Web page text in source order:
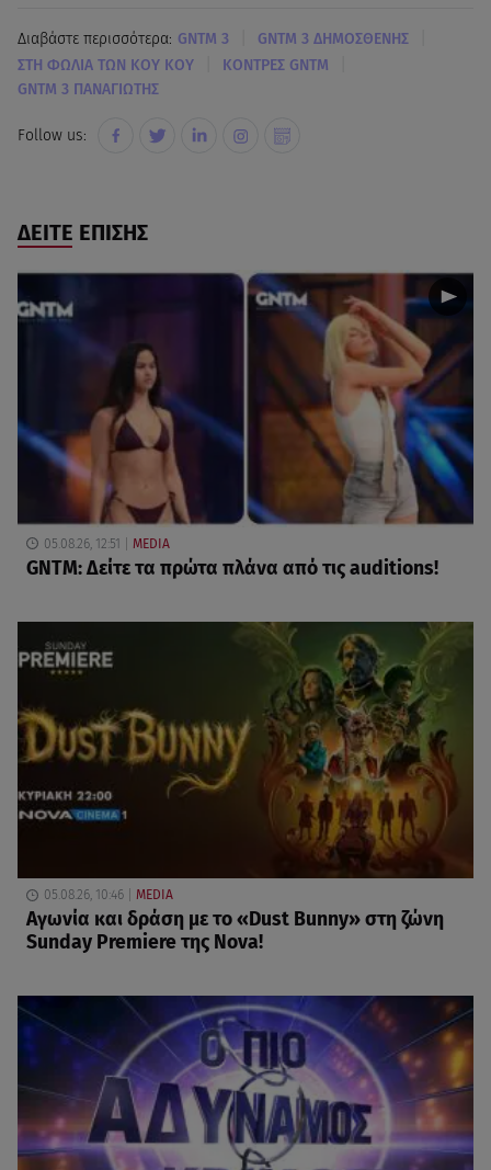
Διαβάστε περισσότερα: GNTM 3 GNTM 3 ΔΗΜΟΣΘΕΝΗΣ
ΣΤΗ ΦΩΛΙΑ ΤΩΝ ΚΟΥ ΚΟΥ ΚΟΝΤΡΕΣ GNTM
GNTM 3 ΠΑΝΑΓΙΩΤΗΣ
Follow us:
ΔΕΙΤΕ ΕΠΙΣΗΣ
05.08.26, 12:51 MEDIA
GNTM: Δείτε τα πρώτα πλάνα από τις auditions!
05.08.26, 10:46 MEDIA
Αγωνία και δράση με το «Dust Bunny» στη ζώνη
Sunday Premiere της Nova!